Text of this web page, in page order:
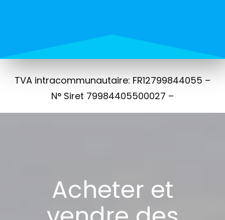
TVA intracommunautaire: FR12799844055 –
N° Siret 79984405500027 –
Acheter et